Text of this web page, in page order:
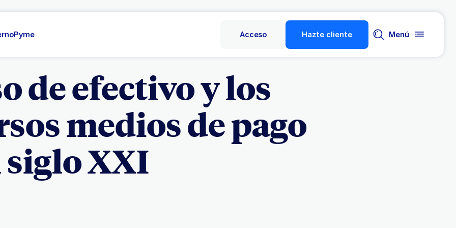
Pyme Acceso Hazte cliente Menú
de efectivo y los
medios de pago
siglo XXI